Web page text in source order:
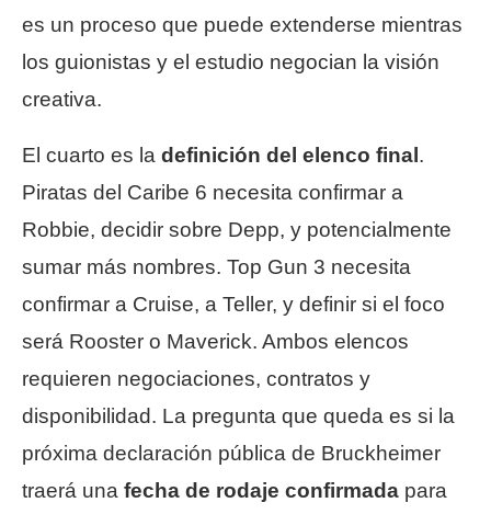
es un proceso que puede extenderse mientras
los guionistas y el estudio negocian la visión
creativa.
El cuarto es la definición del elenco final .
Piratas del Caribe 6 necesita confirmar a
Robbie, decidir sobre Depp, y potencialmente
sumar más nombres. Top Gun 3 necesita
confirmar a Cruise, a Teller, y definir si el foco
será Rooster o Maverick. Ambos elencos
requieren negociaciones, contratos y
disponibilidad. La pregunta que queda es si la
próxima declaración pública de Bruckheimer
traerá una fecha de rodaje confirmada para